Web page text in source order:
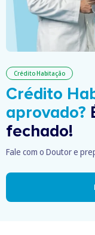
Crédito Habitação
Crédito
aprovado?
fechado!
Fale com o Doutor e